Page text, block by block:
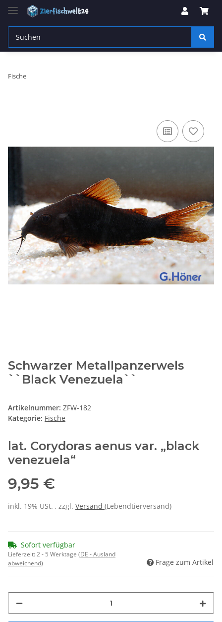
Fische
Schwarzer Metallpanzerwels
``Black Venezuela``
Artikelnummer: ZFW-182
Kategorie: Fische
lat. Corydoras aenus var. „black
venezuela“
9,95 €
inkl. 19% USt. , zzgl. Versand (Lebendtierversand)
Sofort verfügbar
Lieferzeit:2 - 5 Werktage (DE - Ausland
abweichend)
Frage zum Artikel